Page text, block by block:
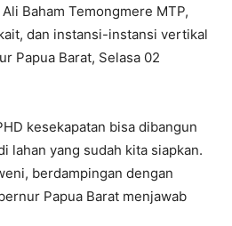
Baham Temongmere MTP,
dan instansi-instansi vertikal
Papua Barat, Selasa 02
kesekapatan bisa dibangun
lahan yang sudah kita siapkan.
berdampingan dengan
Papua Barat menjawab